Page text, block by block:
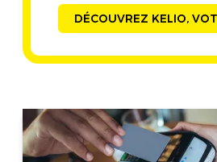
DÉCOUVREZ KELIO,